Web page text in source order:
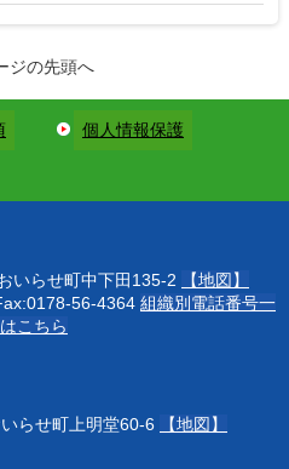
ジの先頭へ
個人情報保護
いらせ町中下田135-2
【地図】
56-4364 組織別電話番号一
こちら
らせ町上明堂60-6
【地図】